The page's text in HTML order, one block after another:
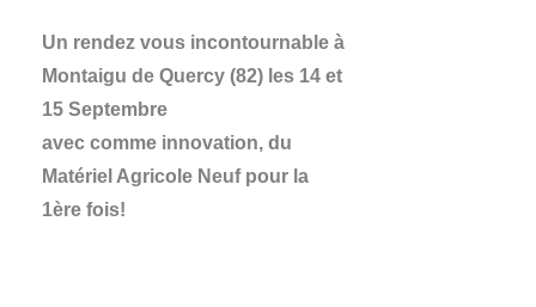
Un rendez vous incontournable à
Montaigu de Quercy (82) les 14 et
15 Septembre
avec comme innovation, du
Matériel Agricole Neuf pour la
1ère fois!